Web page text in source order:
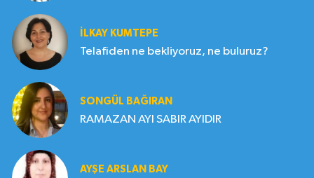
İLKAY KUMTEPE
Telafiden ne bekliyoruz, ne buluruz?
SONGÜL BAĞIRAN
RAMAZAN AYI SABIR AYIDIR
AYŞE ARSLAN BAY